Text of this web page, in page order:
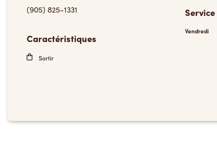
(905) 825-1331
Caractéristiques
Sortir
Vendredi